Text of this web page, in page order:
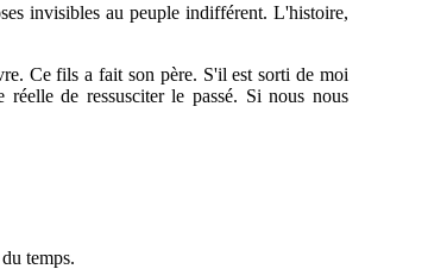
invisibles au peuple indifférent. L'histoire,
Ce fils a fait son père. S'il est sorti de moi
de ressusciter le passé. Si nous nous
temps.